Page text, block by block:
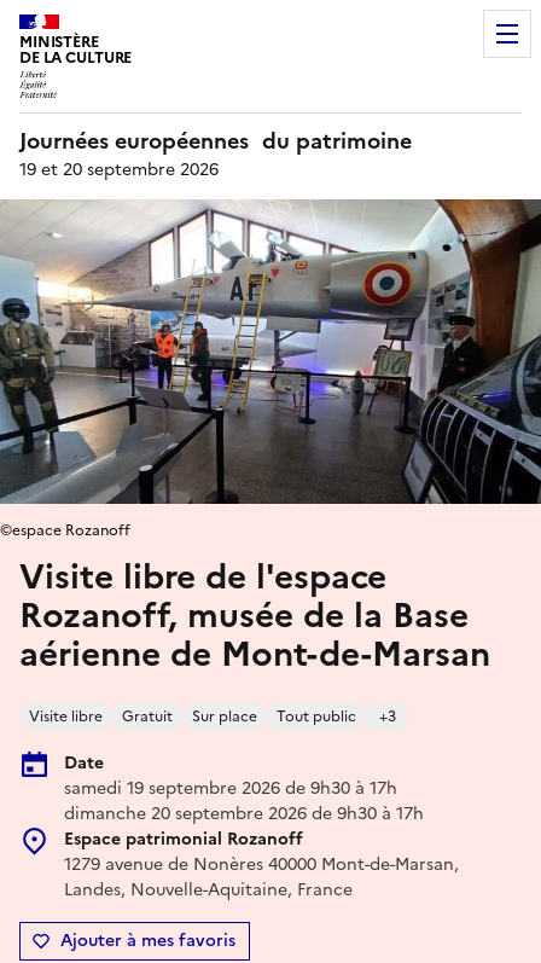
MINISTÈRE
DE LA CULTURE
Journées européennes du patrimoine
19 et 20 septembre 2026
Visite libre de l'espace
Rozanoff, musée de la Base
aérienne de Mont-de-Marsan
Visite libre Gratuit Sur place Tout public +3
Date
samedi 19 septembre 2026 de 9h30 à 17h
dimanche 20 septembre 2026 de 9h30 à 17h
Espace patrimonial Rozanoff
1279 avenue de Nonères 40000 Mont-de-Marsan,
Landes, Nouvelle-Aquitaine, France
Ajouter à mes favoris
©espace Rozanoff